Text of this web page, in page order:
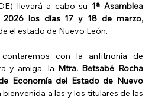
llevará a cabo su 1ª Asamblea
2026 los días 17 y 18 de marzo,
el estado de Nuevo León.
con la anfitrionía de
y amiga, la Mtra. Betsabé Rocha
Economía del Estado de Nuevo
bienvenida a las y los titulares de las